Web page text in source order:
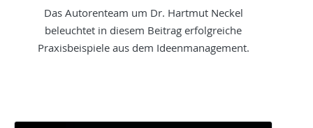
Das Autorenteam um Dr. Hartmut Neckel
beleuchtet in diesem Beitrag erfolgreiche
Praxisbeispiele aus dem Ideenmanagement.